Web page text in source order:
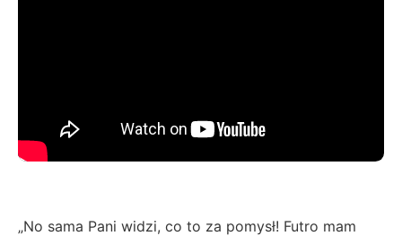
„No sama Pani widzi, co to za pomysł! Futro mam